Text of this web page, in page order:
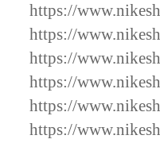
https://
https://
https://
https://
https://
https://